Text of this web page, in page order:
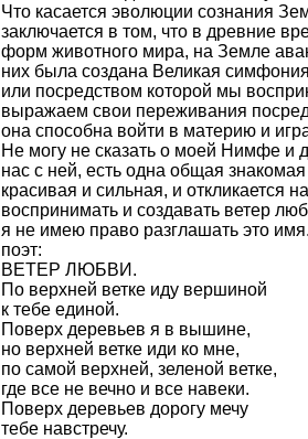
Что касается эволюции сознания
заключается в том, что в древние
форм животного мира, на Земле
них была создана Великая
или посредством которой мы
выражаем свои переживания
она способна войти в материю и
Не могу не сказать о моей Нимфе и
нас с ней, есть одна общая
красивая и сильная, и откликается
воспринимать и создавать ветер
я не имею право разглашать это
поэт:
ВЕТЕР ЛЮБВИ.
По верхней ветке иду вершиной
к тебе единой.
Поверх деревьев я в вышине,
но верхней ветке иди ко мне,
по самой верхней, зеленой ветке,
где все не вечно и все навеки.
Поверх деревьев дорогу мечу
тебе навстречу.